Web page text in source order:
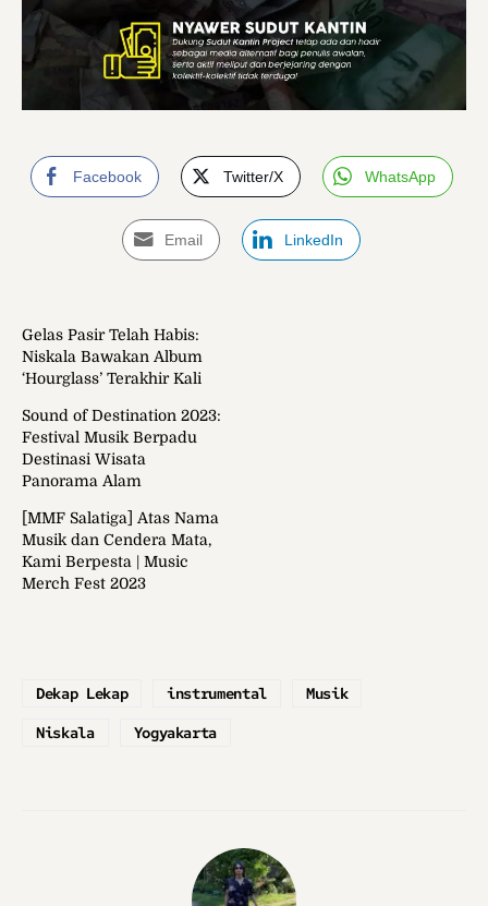
Facebook Twitter/X WhatsApp
Email LinkedIn
Gelas Pasir Telah Habis:
Niskala Bawakan Album
‘Hourglass’ Terakhir Kali
Sound of Destination 2023:
Festival Musik Berpadu
Destinasi Wisata
Panorama Alam
[MMF Salatiga] Atas Nama
Musik dan Cendera Mata,
Kami Berpesta | Music
Merch Fest 2023
Dekap Lekap instrumental
Musik
Niskala
Yogyakarta